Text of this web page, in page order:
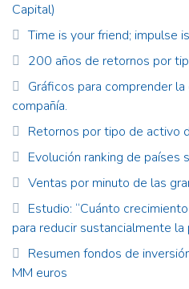
Capital)
Time is your friend; impulse
200 años de retornos por
Gráficos para comprender
compañía.
Retornos por tipo de activo
Evolución ranking de países
Ventas por minuto de las
Estudio: “Cuánto
para reducir sustancialmente la
Resumen fondos de
MM euros